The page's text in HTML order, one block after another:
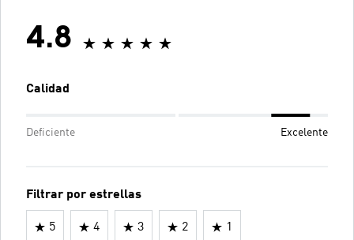
4.8
Calidad
Deficiente Excelente
Filtrar por estrellas
5 4 3 2 1